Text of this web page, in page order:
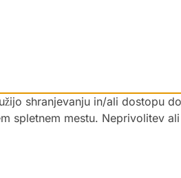
shranjevanju in/ali
spletnem mestu. Neprivolitev